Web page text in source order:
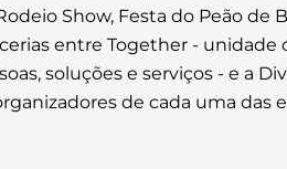
Show, Festa do Peão de
entre Together -
soluções e serviços - e a
de cada uma das